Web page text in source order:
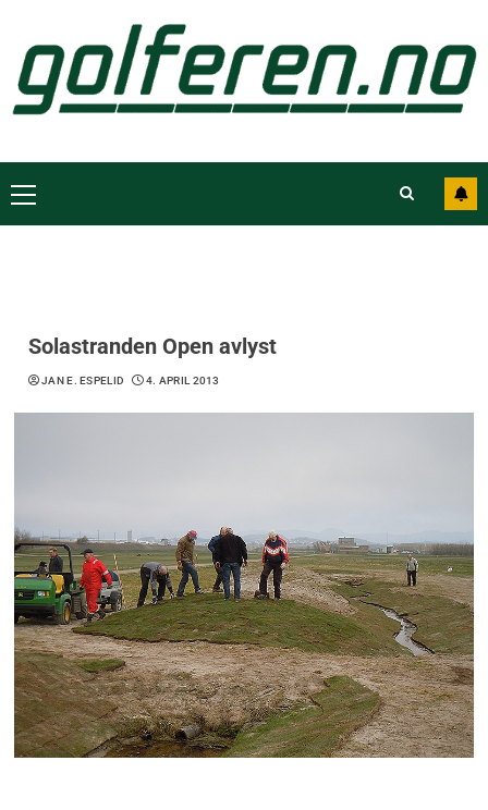
Solastranden Open avlyst
JAN E. ESPELID 4. APRIL 2013